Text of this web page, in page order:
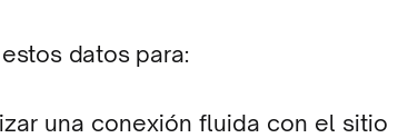
datos para:
una conexión fluida con el sitio